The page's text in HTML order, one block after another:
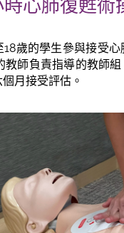
心肺復甦術
歲的學生參與接受
師負責指導的教師
月接受評估。